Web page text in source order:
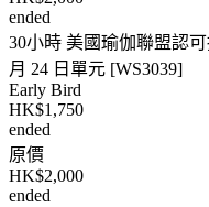
ended
30小時 美國瑜伽聯盟認
月 24 日單元 [WS3039]
Early Bird
HK$1,750
ended
原價
HK$2,000
ended